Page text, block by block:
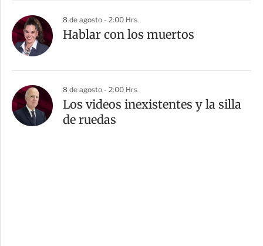
8 de agosto - 2:00 Hrs
Hablar con los muertos
8 de agosto - 2:00 Hrs
Los videos inexistentes y la silla
de ruedas